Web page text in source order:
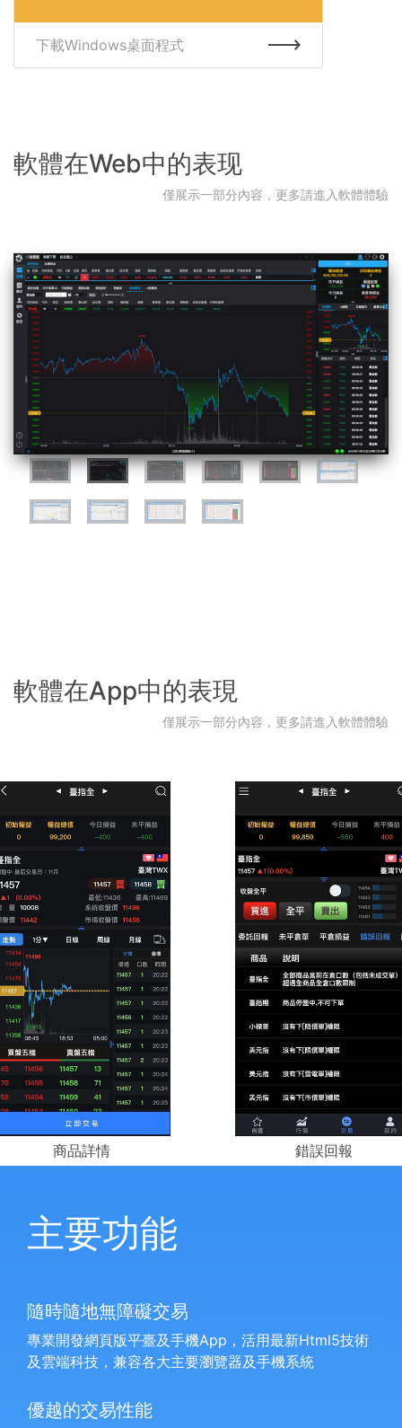
下載Windows桌面程式
軟體在Web中的表现
僅展示一部分內容，更多請進入軟體體驗
軟體在App中的表現
僅展示一部分內容，更多請進入軟體體驗
商品詳情 錯誤回報
主要功能
隨時隨地無障礙交易
專業開發網頁版平臺及手機App，活用最新Html5技術
及雲端科技，兼容各大主要瀏覽器及手機系統
優越的交易性能